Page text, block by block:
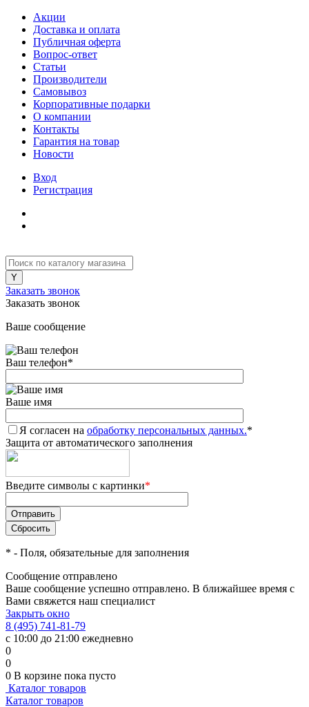
Акции
Доставка и оплата
Публичная оферта
Вопрос-ответ
Статьи
Производители
Самовывоз
Корпоративные подарки
О компании
Контакты
Гарантия на товар
Новости
Вход
Регистрация
Заказать звонок
Заказать звонок
Ваше сообщение
Ваш телефон*
Ваше имя
Я согласен на обработку персональных данных.*
Защита от автоматического заполнения
Введите символы с картинки*
* - Поля, обязательные для заполнения
Сообщение отправлено
Ваше сообщение успешно отправлено. В ближайшее время с
Вами свяжется наш специалист
Закрыть окно
8 (495) 741-81-79
с 10:00 до 21:00 ежедневно
0
0
0 В корзине пока пусто
Каталог товаров
Каталог товаров